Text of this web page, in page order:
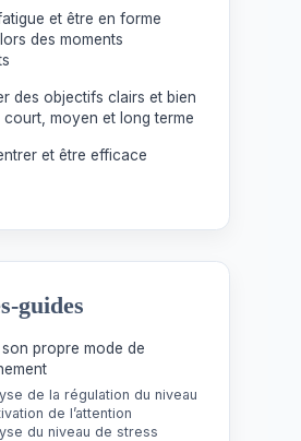
et être en forme
des moments
des objectifs clairs et bien
court, moyen et long terme
et être efficace
guides
propre mode de
de la régulation du niveau
de l’attention
du niveau de stress